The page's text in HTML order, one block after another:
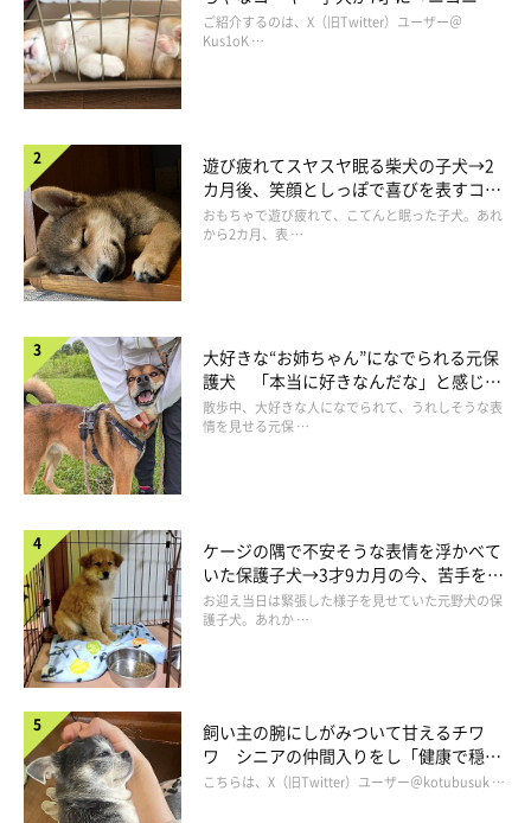
飼い主さんによれば、玄関から寝室の方へ靴を咥えて走って行く
姿を見て、動画を撮影したとのこと。
していたのですが、予想と違うリアクションだったので笑いまし
なお、飼い主さんは靴を取り返そうとしましたが、ふう太くんに
逃げられたようです。素早い動きで検問を突破したのでした
（笑）
ふう太くんの可愛すぎる犯行に、Twitterユーザーさんからは
「『見つかっちゃいましたか』って感じの顔がたまんないです
ね」「悪さ中の上目遣い最高に可愛い〜です」「顔色伺いながら
出てくるの可愛すぎる」といったコメントが寄せられています。
検問に引っかかる柴犬pic.twitter.com/NvdtCEmdNf
— 柴犬ふう太 (@fufufufufu_ta) April 24, 2022
コ“コーギースマイル”が魅力のコに成
長！
ご紹介するのは、X（旧Twitter）ユーザー＠
Kus1oK …
遊び疲れてスヤスヤ眠る柴犬の子犬→2
カ月後、笑顔としっぽで喜びを表すコに
成長！
おもちゃで遊び疲れて、こてんと眠った子犬。あれ
から2カ月、表 …
大好きな“お姉ちゃん”になでられる元保
護犬 「本当に好きなんだな」と感じる
表情にほっこり
散歩中、大好きな人になでられて、うれしそうな表
情を見せる元保 …
ケージの隅で不安そうな表情を浮かべて
いた保護子犬→3才9カ月の今、苦手を克
服し頼もしいコに成長！
お迎え当日は緊張した様子を見せていた元野犬の保
護子犬。あれか …
飼い主の腕にしがみついて甘えるチワ
ワ シニアの仲間入りをし「健康で穏や
かな暮らしが続いてほしい」と願う
こちらは、X（旧Twitter）ユーザー＠kotubusuk …